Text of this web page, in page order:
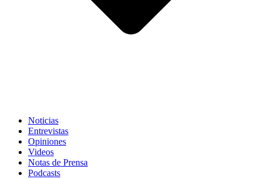
Noticias
Entrevistas
Opiniones
Videos
Notas de Prensa
Podcasts